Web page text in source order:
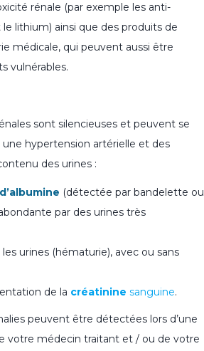
rénale (par exemple les anti-
lithium) ainsi que des produits de
médicale, qui peuvent aussi être
vulnérables.
sont silencieuses et peuvent se
hypertension artérielle et des
des urines :
d’albumine (détectée par bandelette ou
par des urines très
les urines (hématurie), avec ou sans
de la créatinine sanguine.
peuvent être détectées lors d’une
votre médecin traitant et / ou de votre